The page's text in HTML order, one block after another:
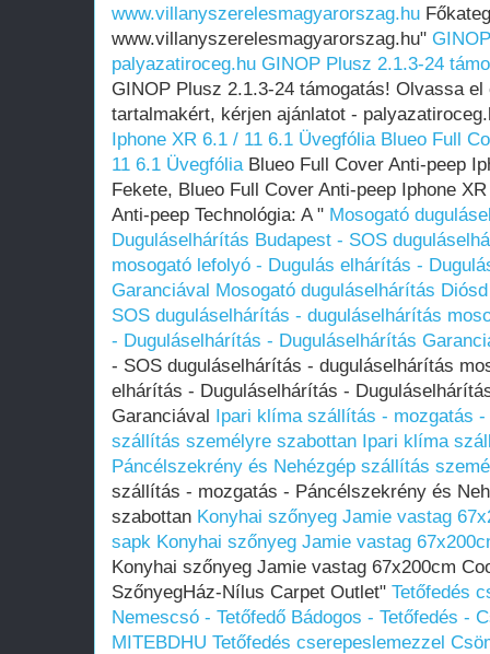
www.villanyszerelesmagyarorszag.hu
www.villanyszerelesmagyarorszag.hu"
palyazatiroceg.hu GINOP Plusz 2.1.3-24
GINOP Plusz 2.1.3-24 támogatás! Olvassa
tartalmakért, kérjen ajánlatot -
Iphone XR 6.1 / 11 6.1 Üvegfólia Blueo Full
11 6.1 ÜvegfóliaBlueo Full Cover Anti-peep
Fekete, Blueo Full Cover Anti-peep Iphone
Anti-peep Technológia: A " Mosogató
Duguláselhárítás Budapest - SOS
mosogató lefolyó - Dugulás elhárítás -
Garanciával Mosogató duguláselhárítás
SOS duguláselhárítás - duguláselhárítás
- Duguláselhárítás - Duguláselhárítás
- SOS duguláselhárítás - duguláselhárítás
elhárítás - Duguláselhárítás -
Garanciával Ipari klíma szállítás - mozgatás
szállítás személyre szabottan Ipari klíma
Páncélszekrény és Nehézgép szállítás
szállítás - mozgatás - Páncélszekrény és
szabottan Konyhai szőnyeg Jamie vastag
sapk Konyhai szőnyeg Jamie vastag
Konyhai szőnyeg Jamie vastag 67x200cm
SzőnyegHáz-Nílus Carpet Outlet" Tetőfedés
Nemescsó - Tetőfedő Bádogos - Tetőfedés -
MITEBDHU Tetőfedés cserepeslemezzel